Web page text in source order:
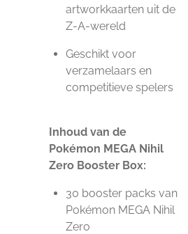
artworkkaarten uit de
Z-A-wereld
Geschikt voor
verzamelaars en
competitieve spelers
Inhoud van de
Pokémon MEGA Nihil
Zero Booster Box:
30 booster packs van
Pokémon MEGA Nihil
Zero